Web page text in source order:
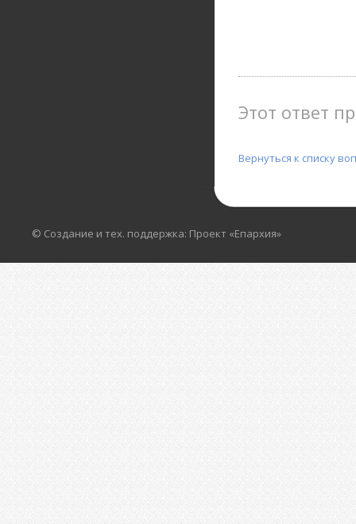
Этот ответ
Вернуться к списку
© Создание и тех. поддержка: Проект «Епархия»